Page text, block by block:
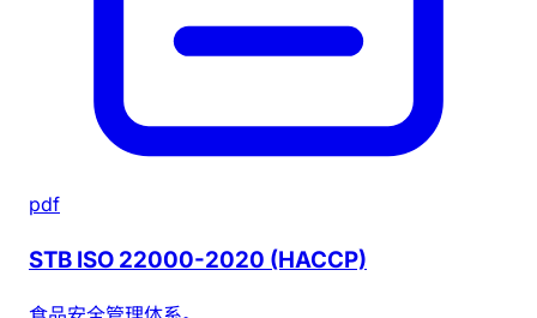
pdf
STB ISO 22000-2020 (HACCP)